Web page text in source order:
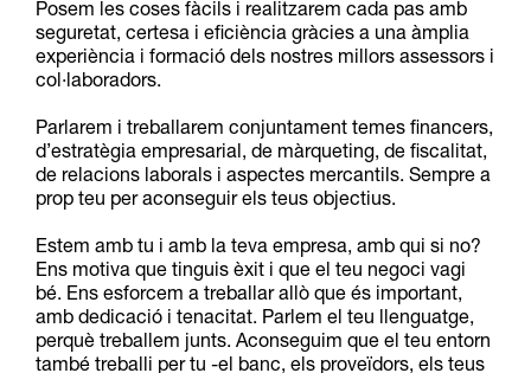
Posem les coses fàcils i realitzarem cada pas amb
seguretat, certesa i eficiència gràcies a una àmplia
experiència i formació dels nostres millors assessors i
col·laboradors.
Parlarem i treballarem conjuntament temes financers,
d’estratègia empresarial, de màrqueting, de fiscalitat,
de relacions laborals i aspectes mercantils. Sempre a
prop teu per aconseguir els teus objectius.
Estem amb tu i amb la teva empresa, amb qui si no?
Ens motiva que tinguis èxit i que el teu negoci vagi
bé. Ens esforcem a treballar allò que és important,
amb dedicació i tenacitat. Parlem el teu llenguatge,
perquè treballem junts. Aconseguim que el teu entorn
també treballi per tu -el banc, els proveïdors, els teus